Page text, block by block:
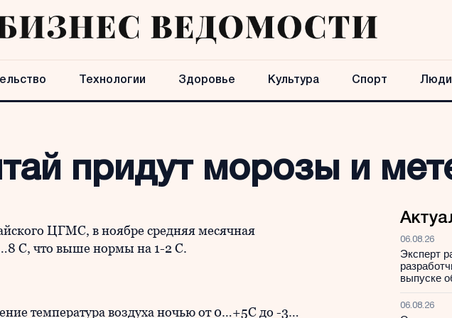
Технологии Здоровье Культура Спорт Люди
придут морозы и
ЦГМС, в ноябре средняя месячная
С, что выше нормы на 1-2 С.
температура воздуха ночью от 0…+5С до -3…
06.08.26
Эксперт
выпуске
06.08.26